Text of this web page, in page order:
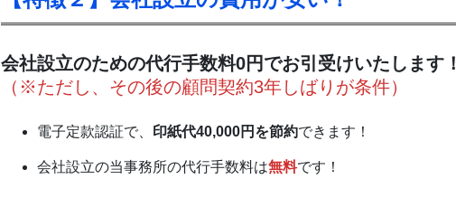
会社設立のための代行手数料0円でお引受けいたします！
（※ただし、その後の顧問契約3年しばりが条件）
電子定款認証で、 印紙代40,000円を節約できます！
会社設立の当事務所の代行手数料は無料です！